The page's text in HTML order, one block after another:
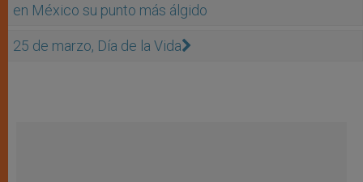
en México su punto más álgido
25 de marzo, Día de la Vida